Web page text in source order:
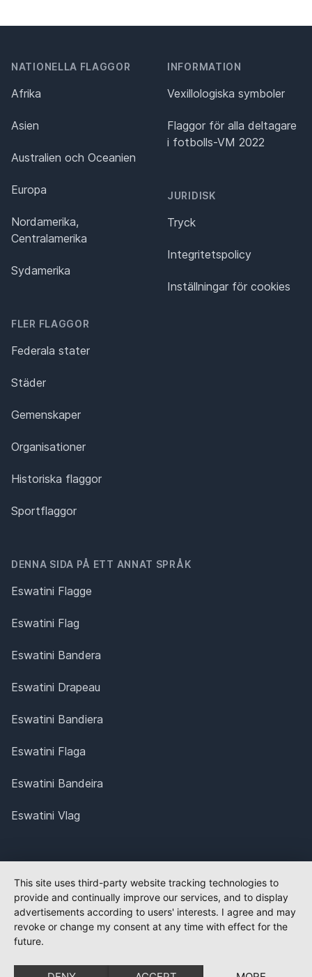
NATIONELLA FLAGGOR
Afrika
Asien
Australien och Oceanien
Europa
Nordamerika,
Centralamerika
Sydamerika
FLER FLAGGOR
Federala stater
Städer
Gemenskaper
Organisationer
Historiska flaggor
Sportflaggor
INFORMATION
Vexillologiska symboler
Flaggor för alla deltagare
i fotbolls-VM 2022
JURIDISK
Tryck
Integritetspolicy
Inställningar för cookies
DENNA SIDA PÅ ETT ANNAT SPRÅK
Eswatini Flagge
Eswatini Flag
Eswatini Bandera
Eswatini Drapeau
Eswatini Bandiera
Eswatini Flaga
Eswatini Bandeira
Eswatini Vlag
This site uses third-party website tracking technologies to
provide and continually improve our services, and to display
advertisements according to users' interests. I agree and may
revoke or change my consent at any time with effect for the
future.